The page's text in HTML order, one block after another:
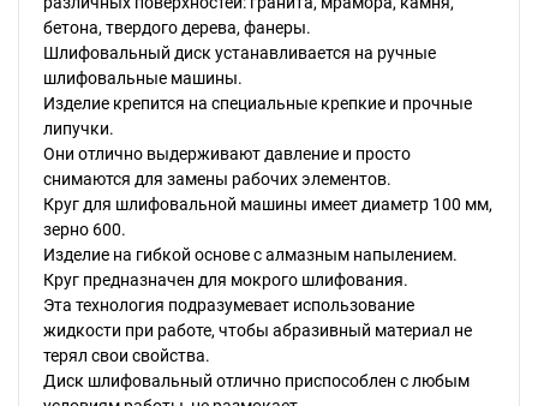
бетона, твердого дерева, фанеры.
Шлифовальный диск устанавливается на ручные
шлифовальные машины.
Изделие крепится на специальные крепкие и прочные
липучки.
Они отлично выдерживают давление и просто
снимаются для замены рабочих элементов.
Круг для шлифовальной машины имеет диаметр 100 мм,
зерно 600.
Изделие на гибкой основе с алмазным напылением.
Круг предназначен для мокрого шлифования.
Эта технология подразумевает использование
жидкости при работе, чтобы абразивный материал не
терял свои свойства.
Диск шлифовальный отлично приспособлен с любым